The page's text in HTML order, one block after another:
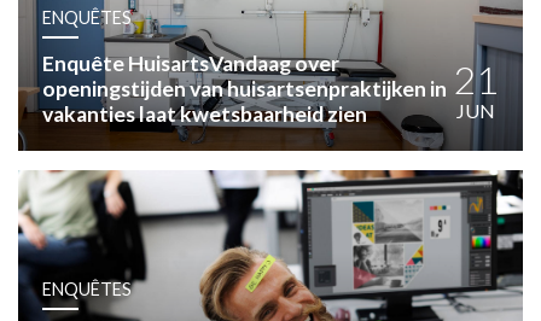
PRAKTIJKZAKEN
TARIEVEN
VPHUISARTSEN
MEDISCHE VAKHANDEL
INLOGGEN
REGISTRATIE
ENQUÊTES
Enquête HuisartsVandaag over
openingstijden van huisartsenpraktijken in
vakanties laat kwetsbaarheid zien
21
JUN
ENQUÊTES